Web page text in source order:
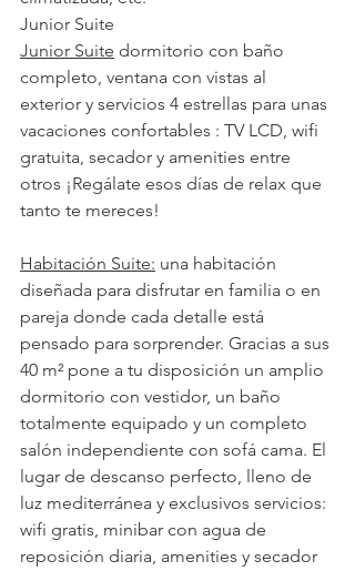
Junior Suite
Junior Suite dormitorio con baño
completo, ventana con vistas al
exterior y servicios 4 estrellas para unas
vacaciones confortables : TV LCD, wifi
gratuita, secador y amenities entre
otros ¡Regálate esos días de relax que
tanto te mereces!
Habitación Suite: una habitación
diseñada para disfrutar en familia o en
pareja donde cada detalle está
pensado para sorprender. Gracias a sus
40 m² pone a tu disposición un amplio
dormitorio con vestidor, un baño
totalmente equipado y un completo
salón independiente con sofá cama. El
lugar de descanso perfecto, lleno de
luz mediterránea y exclusivos servicios:
wifi gratis, minibar con agua de
reposición diaria, amenities y secador